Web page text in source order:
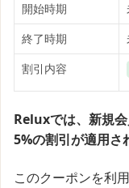
開始時期
終了時期
割引内容
Reluxでは、新規
5%の割引が適用さ
このクーポンを利